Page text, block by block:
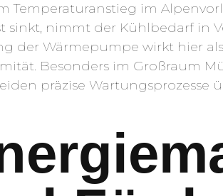
Temperaturanstieg im
sinkt, nimmt der Kühlbedarf in
der Wärmepumpe wirkt hier
Besonders im Großraum
präzise Wartungsprozesse